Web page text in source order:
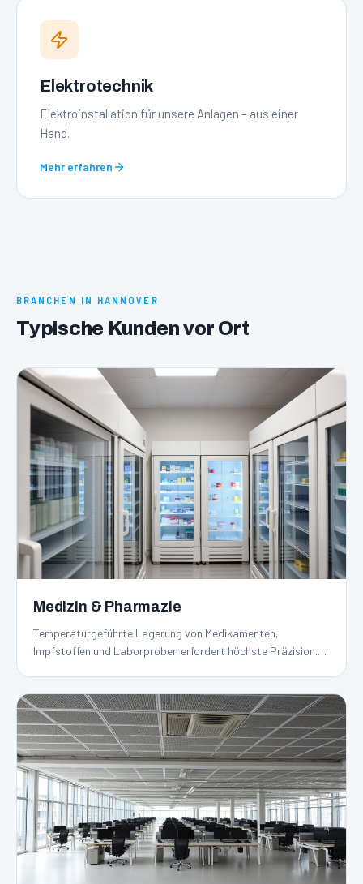
Elektrotechnik
Elektroinstallation für unsere Anlagen – aus einer
Hand.
Mehr erfahren
BRANCHEN IN HANNOVER
Typische Kunden vor Ort
Medizin & Pharmazie
Temperaturgeführte Lagerung von Medikamenten,
Impfstoffen und Laborproben erfordert höchste Präzision.